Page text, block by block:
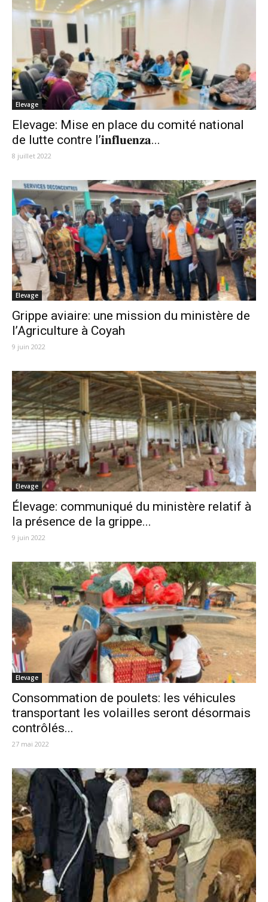
Elevage
Elevage: Mise en place du comité national
de lutte contre l’𝐢𝐧𝐟𝐥𝐮𝐞𝐧𝐳𝐚...
8 juillet 2022
Elevage
Grippe aviaire: une mission du ministère de
l’Agriculture à Coyah
9 juin 2022
Elevage
Élevage: communiqué du ministère relatif à
la présence de la grippe...
9 juin 2022
Elevage
Consommation de poulets: les véhicules
transportant les volailles seront désormais
contrôlés...
27 mai 2022